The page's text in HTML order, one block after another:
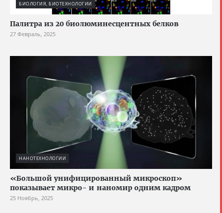
БИОЛОГИЯ, БИОТЕХНОЛОГИИ
Палитра из 20 биолюминесцентных белков
27 Февраль, 2025
НАНОТЕХНОЛОГИИ
«Большой унифицированный микроскоп»
показывает микро- и наномир одним кадром
25 Ноябрь, 2025